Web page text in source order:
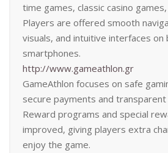
time games, classic casino
Players are offered smooth
visuals, and intuitive interfaces on
smartphones.
http://www.gameathlon.gr
GameAthlon focuses on safe
secure payments and
Reward programs and special
improved, giving players extra
enjoy the game.